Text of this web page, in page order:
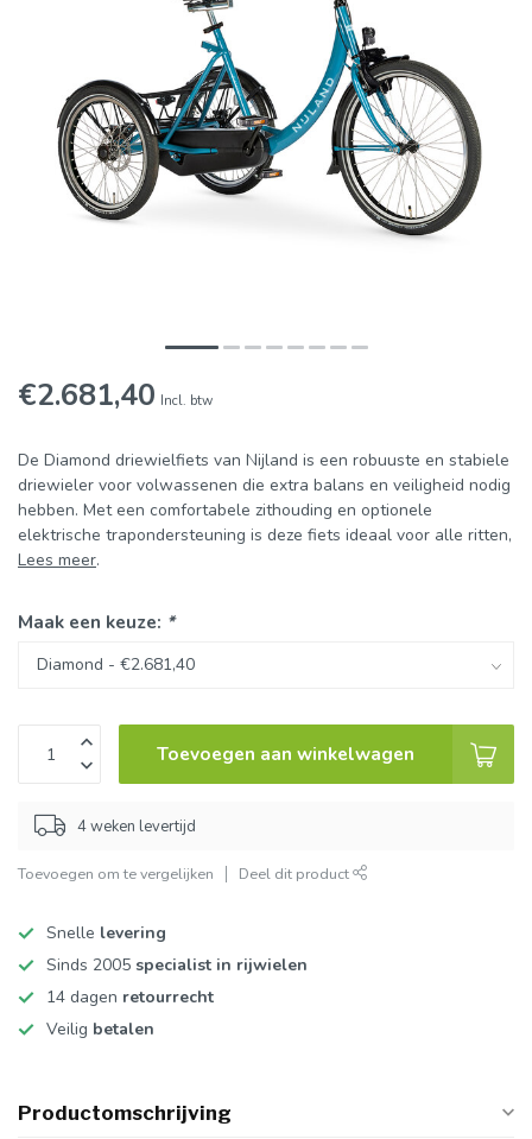
€2.681,40 Incl. btw
De Diamond driewielfiets van Nijland is een robuuste en stabiele
driewieler voor volwassenen die extra balans en veiligheid nodig
hebben. Met een comfortabele zithouding en optionele
elektrische trapondersteuning is deze fiets ideaal voor alle ritten,
Lees meer.
Maak een keuze: *
Toevoegen aan winkelwagen
4 weken levertijd
Toevoegen om te vergelijken Deel dit product
Snelle levering
Sinds 2005 specialist in rijwielen
14 dagen retourrecht
Veilig betalen
Productomschrijving